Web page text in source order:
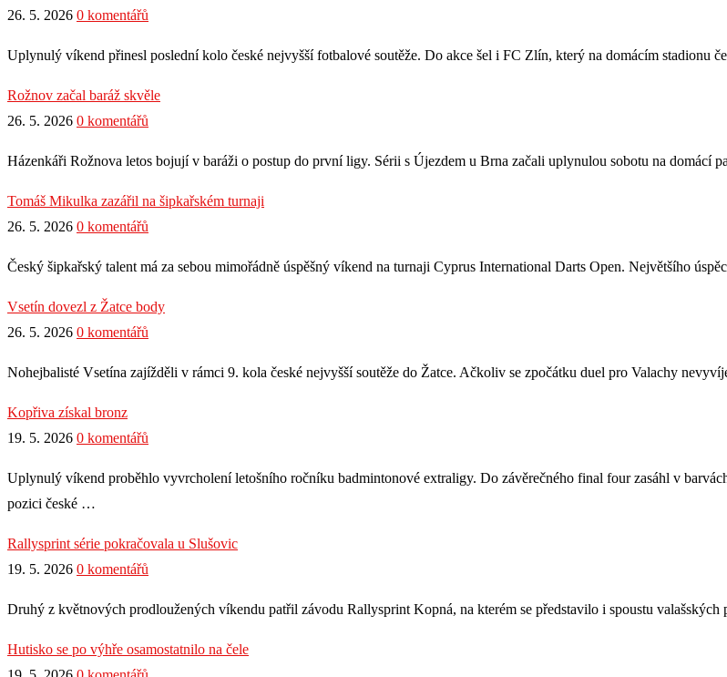
26. 5. 2026 0 komentářů
Uplynulý víkend přinesl poslední kolo české nejvyšší fotbalové soutěže. Do akce šel i FC Zlín, který na domácím stadionu
Rožnov začal baráž skvěle
26. 5. 2026 0 komentářů
Házenkáři Rožnova letos bojují v baráži o postup do první ligy. Sérii s Újezdem u Brna začali uplynulou sobotu na domácí
Tomáš Mikulka zazářil na šipkařském turnaji
26. 5. 2026 0 komentářů
Český šipkařský talent má za sebou mimořádně úspěšný víkend na turnaji Cyprus International Darts Open. Největšího
Vsetín dovezl z Žatce body
26. 5. 2026 0 komentářů
Nohejbalisté Vsetína zajížděli v rámci 9. kola české nejvyšší soutěže do Žatce. Ačkoliv se zpočátku duel pro Valachy
Kopřiva získal bronz
19. 5. 2026 0 komentářů
Uplynulý víkend proběhlo vyvrcholení letošního ročníku badmintonové extraligy. Do závěrečného final four zasáhl v
pozici české …
Rallysprint série pokračovala u Slušovic
19. 5. 2026 0 komentářů
Druhý z květnových prodloužených víkendu patřil závodu Rallysprint Kopná, na kterém se představilo i spoustu
Hutisko se po výhře osamostatnilo na čele